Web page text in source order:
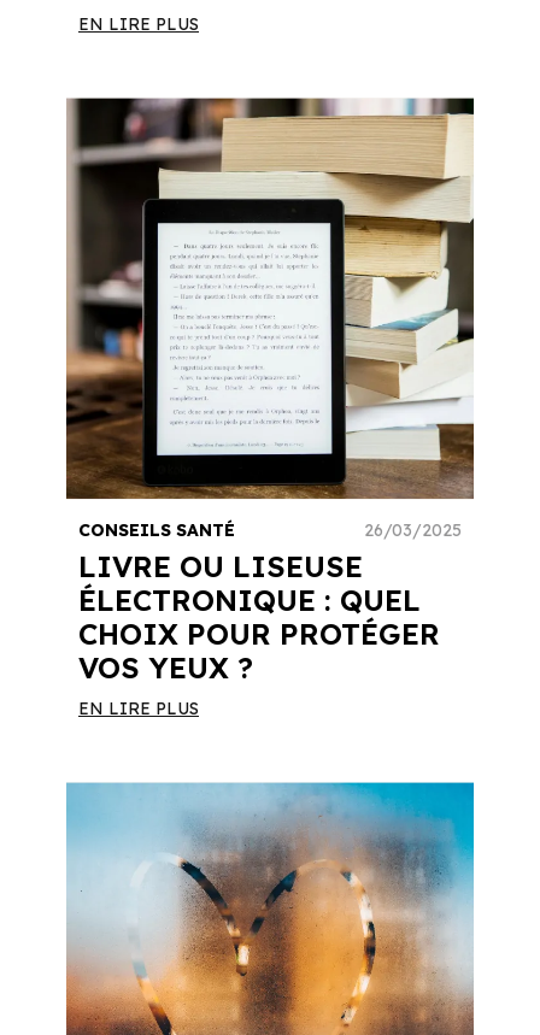
EN LIRE PLUS
LIVRE OU LISEUSE
ÉLECTRONIQUE : QUEL
CHOIX POUR PROTÉGER
VOS YEUX ?
CONSEILS SANTÉ 26/03/2025
EN LIRE PLUS